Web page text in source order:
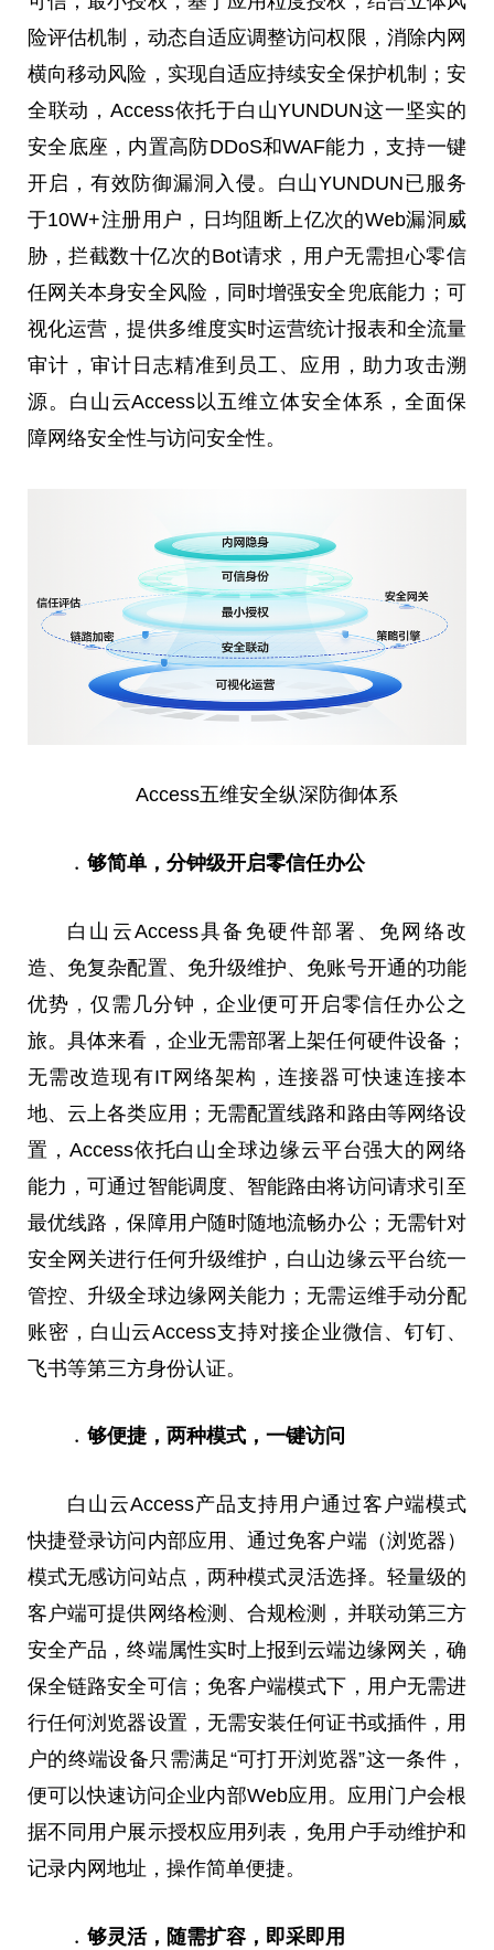
险评估机制，动态自适应调整访问权限，消除内网
横向移动风险，实现自适应持续安全保护机制；安
全联动，Access依托于白山YUNDUN这一坚实的
安全底座，内置高防DDoS和WAF能力，支持一键
开启，有效防御漏洞入侵。白山YUNDUN已服务
于10W+注册用户，日均阻断上亿次的Web漏洞威
胁，拦截数十亿次的Bot请求，用户无需担心零信
任网关本身安全风险，同时增强安全兜底能力；可
视化运营，提供多维度实时运营统计报表和全流量
审计，审计日志精准到员工、应用，助力攻击溯
源。白山云Access以五维立体安全体系，全面保
障网络安全性与访问安全性。
Access五维安全纵深防御体系
﹒够简单，分钟级开启零信任办公
白山云Access具备免硬件部署、免网络改
造、免复杂配置、免升级维护、免账号开通的功能
优势 ， 仅需几分钟，企业便可开启零信任办公之
旅。具体来看，企业无需部署上架任何硬件设备；
无需改造现有IT网络架构，连接器可快速连接本
地、云上各类应用；无需配置线路和路由等网络设
置，Access依托白山全球边缘云平台强大的网络
能力，可通过智能调度、智能路由将访问请求引至
最优线路，保障用户随时随地流畅办公；无需针对
安全网关进行任何升级维护，白山边缘云平台统一
管控、升级全球边缘网关能力；无需运维手动分配
账密，白山云Access支持对接企业微信、钉钉、
飞书等第三方身份认证。
﹒够便捷，两种模式，一键访问
白山云Access产品支持用户通过客户端模式
快捷登录访问内部应用、通过免客户端（浏览器）
模式无感访问站点，两种模式灵活选择。轻量级的
客户端可提供网络检测、合规检测，并联动第三方
安全产品，终端属性实时上报到云端边缘网关，确
保全链路安全可信；免客户端模式下，用户无需进
行任何浏览器设置，无需安装任何证书或插件，用
户的终端设备只需满足“可打开浏览器”这一条件，
便可以快速访问企业内部Web应用。应用门户会根
据不同用户展示授权应用列表，免用户手动维护和
记录内网地址，操作简单便捷。
﹒够灵活，随需扩容，即采即用